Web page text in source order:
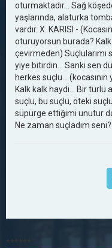
oturmaktadır… Sağ
yaşlarında, alaturka
vardır. X. KARISI -
oturuyorsun burada? Kalk
çevirmeden) Suçlularımı
yiye bitirdin... Sanki sen
herkes suçlu...
Kalk kalk haydi... Bir türlü
suçlu, bu suçlu, öteki
süpürge ettiğimi unutur
Ne zaman suçladım seni?..
******